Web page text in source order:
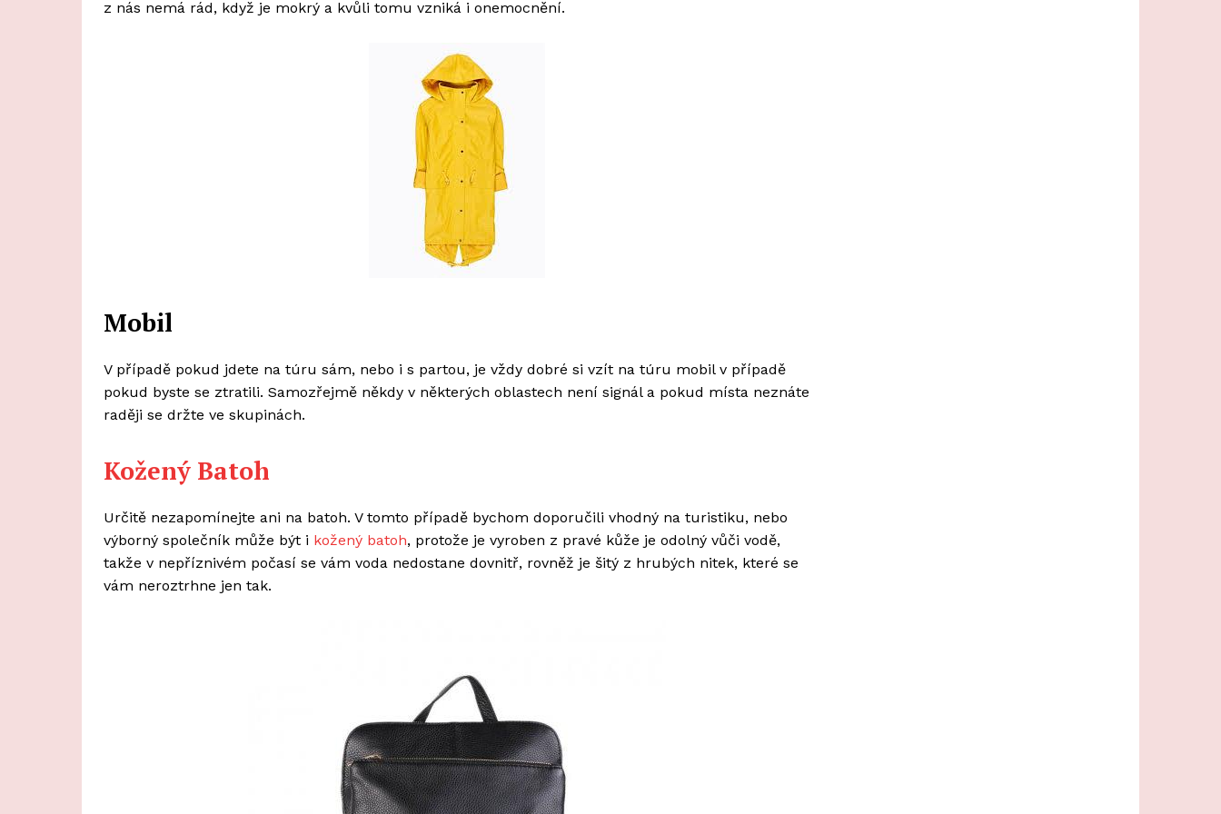
z nás nemá rád, když je mokrý a kvůli tomu vzniká i onemocnění.
Mobil
V případě pokud jdete na túru sám, nebo i s partou, je vždy dobré si vzít na túru mobil v případě
pokud byste se ztratili. Samozřejmě někdy v některých oblastech není signál a pokud místa neznáte
raději se držte ve skupinách.
Kožený Batoh
Určitě nezapomínejte ani na batoh. V tomto případě bychom doporučili vhodný na turistiku, nebo
výborný společník může být i kožený batoh, protože je vyroben z pravé kůže je odolný vůči vodě,
takže v nepříznivém počasí se vám voda nedostane dovnitř, rovněž je šitý z hrubých nitek, které se
vám neroztrhne jen tak.